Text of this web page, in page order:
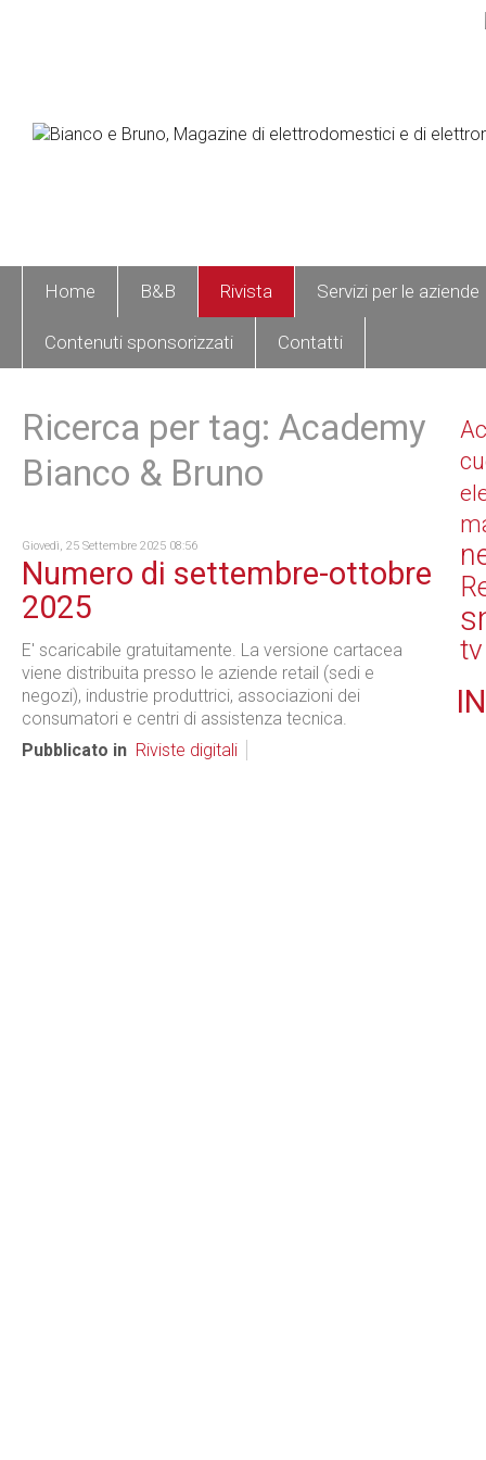
Home B&B Rivista Servizi per le aziende
Contenuti sponsorizzati Contatti
Ricerca per tag: Academy
Bianco & Bruno
Giovedì, 25 Settembre 2025 08:56
Numero di settembre-ottobre
2025
E' scaricabile gratuitamente. La versione cartacea
viene distribuita presso le aziende retail (sedi e
negozi), industrie produttrici, associazioni dei
consumatori e centri di assistenza tecnica.
Pubblicato in Riviste digitali
tv
IN